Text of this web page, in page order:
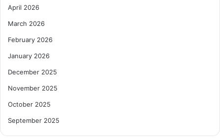
April 2026
March 2026
February 2026
January 2026
December 2025
November 2025
October 2025
September 2025